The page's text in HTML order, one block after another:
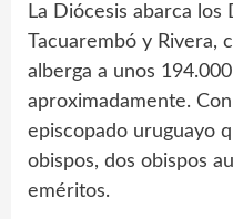
La Diócesis abarca
Tacuarembó y Rivera,
alberga a unos
aproximadamente.
episcopado uruguayo
obispos, dos obispos
eméritos.